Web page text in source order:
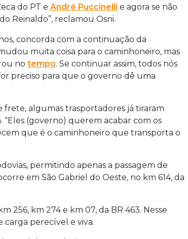
do PT e André Puccinelli e agora se não
Reinaldo”, reclamou Osni.
concorda com a continuação da
muita coisa para o caminhoneiro, mas
no tempo. Se continuar assim, todos nós
preciso para que o governo dê uma
algumas trasportadores já tiraram
“Eles (governo) querem acabar com os
que é o caminhoneiro que transporta o
permitindo apenas a passagem de
em São Gabriel do Oeste, no km 614, da
256, km 274 e km 07, da BR 463. Nesse
carga perecível e viva.